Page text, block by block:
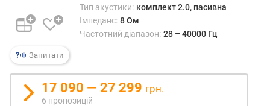
д
н
ш
е
н
Запитати
Тип акустики: комплект 2.0, пасивна
Імпеданс: 8 Ом
Частотний діапазон: 28 – 40000 Гц
17 090 — 27 299 грн.
6 пропозицій